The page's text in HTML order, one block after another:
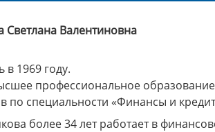
Светлана Валентиновна
в 1969 году.
профессиональное
по специальности «Финансы и
более 34 лет работает в